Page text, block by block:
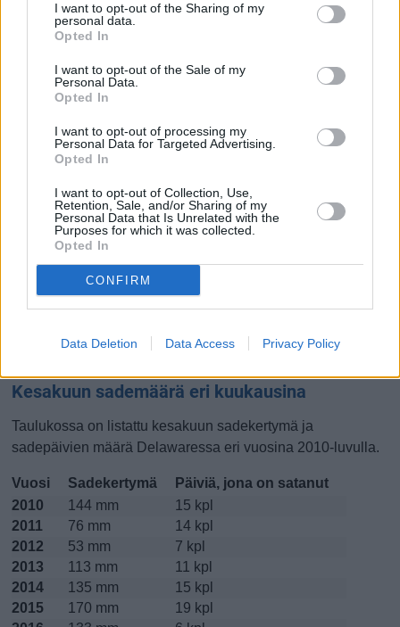
I want to opt-out of the Sharing of my
personal data.
Opted In
I want to opt-out of the Sale of my
Personal Data.
Opted In
I want to opt-out of processing my
Personal Data for Targeted Advertising.
Opted In
I want to opt-out of Collection, Use,
Retention, Sale, and/or Sharing of my
Personal Data that Is Unrelated with the
Purposes for which it was collected.
Opted In
CONFIRM
Data Deletion Data Access Privacy Policy
7 kpl 6 kpl
Entä muut kuukaudet? Miten paljon
Tammikuussa Helmikuussa Maaliskuussa
Huhtikuussa Toukokuussa Kesäkuussa
Heinäkuussa Elokuussa Syyskuussa
Lokakuussa
Kiinnostavatko lämpötilat?
lämmintä Delawaressa on ollut kesakuussa
Kesakuun sademäärä eri kuukausina
Taulukossa on listattu kesakuun sadekertymä ja
sadepäivien määrä Delawaressa eri vuosina 2010-luvulla.
Vuosi Sadekertymä
Päiviä, jona on satanut
2010
144 mm
15 kpl
2011
76 mm
14 kpl
2012
53 mm
7 kpl
2013
113 mm
11 kpl
2014
135 mm
15 kpl
2015
170 mm
19 kpl